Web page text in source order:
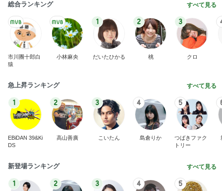
総合ランキング すべて見る
市川團十郎白
猿
小林麻央
1
だいたひかる
2
桃
3
クロ
急上昇ランキング すべて見る
1
EBiDAN 39&Ki
DS
2
高山善廣
3
こいたん
4
島倉りか
5
つばきファク
トリー
新登場ランキング すべて見る
1 2 3 4 5